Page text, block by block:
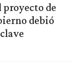
proyecto de
debió